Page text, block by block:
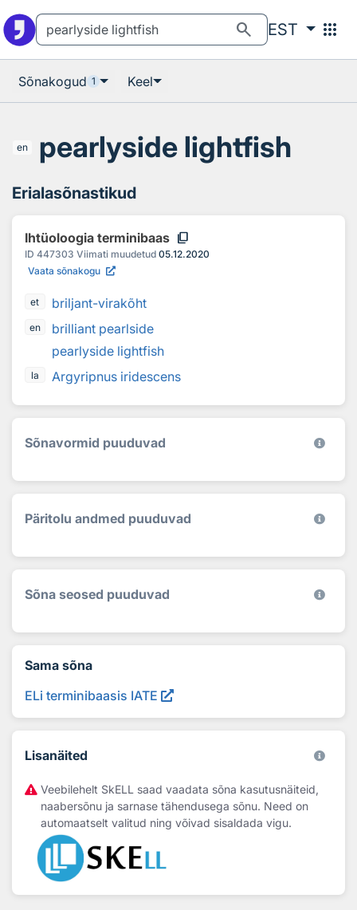
search EST apps
Sõnakogud 1 Keel
en pearlyside lightfish
Erialasõnastikud
Ihtüoloogia terminibaas content_copy
ID 447303 Viimati muudetud 05.12.2020
Vaata sõnakogu
et briljant-virakõht
en
brilliant pearlside
pearlyside lightfish
la Argyripnus iridescens
Sõnavormid puuduvad
Päritolu andmed puuduvad
Sõna seosed puuduvad
Sama sõna
ELi terminibaasis IATE
Lisanäited
Veebilehelt SkELL saad vaadata sõna kasutusnäiteid,
naabersõnu ja sarnase tähendusega sõnu. Need on
automaatselt valitud ning võivad sisaldada vigu.